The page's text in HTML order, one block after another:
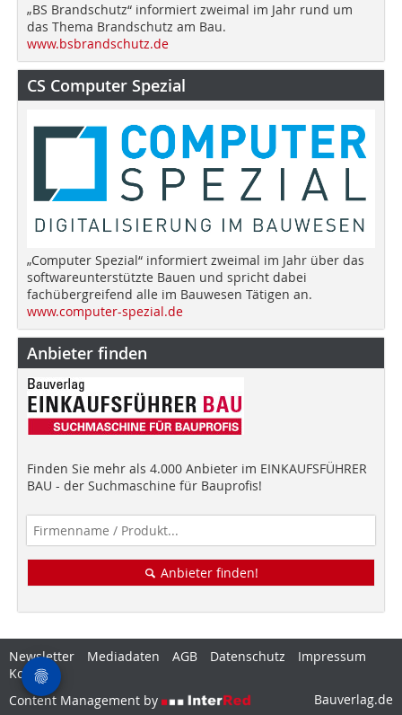
„BS Brandschutz“ informiert zweimal im Jahr rund um
das Thema Brandschutz am Bau.
www.bsbrandschutz.de
CS Computer Spezial
„Computer Spezial“ informiert zweimal im Jahr über das
softwareunterstützte Bauen und spricht dabei
fachübergreifend alle im Bauwesen Tätigen an.
www.computer-spezial.de
Anbieter finden
Finden Sie mehr als 4.000 Anbieter im EINKAUFSFÜHRER
BAU - der Suchmaschine für Bauprofis!
Anbieter finden!
Newsletter Mediadaten AGB Datenschutz
Impressum
Kontakt
Content Management by
Bauverlag.de